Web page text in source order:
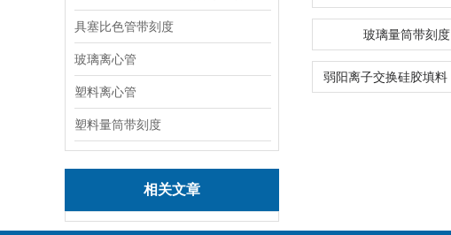
具塞比色管带刻度
玻璃离心管
塑料离心管
塑料量筒带刻度
相关文章
玻璃量筒带刻度